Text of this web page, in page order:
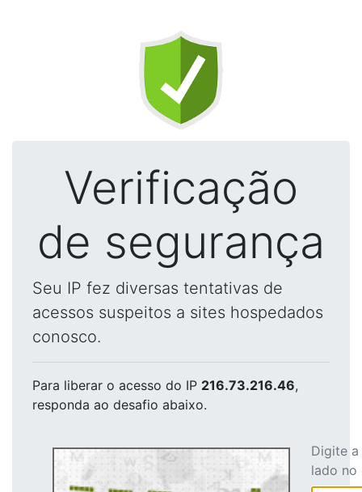
Verificação
de segurança
Seu IP fez diversas tentativas de
acessos suspeitos a sites hospedados
conosco.
Para liberar o acesso do IP 216.73.216.46,
responda ao desafio abaixo.
Digite
lado no